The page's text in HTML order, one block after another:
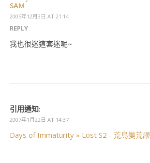
SAM
2005年12月3日 AT 21:14
REPLY
我也很迷這套迷呢~
引用通知:
2007年1月22日 AT 14:37
Days of Immaturity » Lost S2 - 荒島變荒謬